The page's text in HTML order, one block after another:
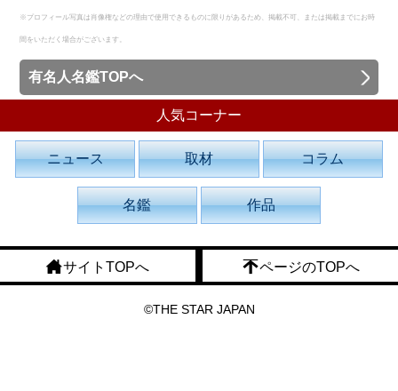
※プロフィール写真は肖像権などの理由で使用できるものに限りがあるため、掲載不可、または掲載までにお時
間をいただく場合がございます。
有名人名鑑TOPへ
人気コーナー
ニュース 取材 コラム
名鑑 作品
サイトTOPへ ページのTOPへ
©THE STAR JAPAN